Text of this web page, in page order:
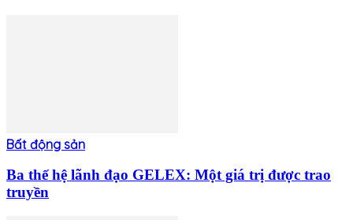
Bất động sản
Ba thế hệ lãnh đạo GELEX: Một giá trị được trao
truyền